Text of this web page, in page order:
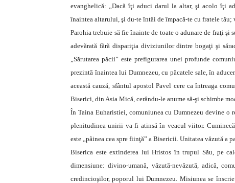
evanghelică: „Dacă îţi aduci darul la altar, şi acolo îţi
înaintea altarului, şi du-te întâi de împacă-te cu fratele
Parohia trebuie să fie înainte de toate o adunare de fraţi
adevărată fără dispariţia diviziunilor dintre bogaţi şi
„Sărutarea păcii” este prefigurarea unei profunde
prezintă înaintea lui Dumnezeu, cu păcatele sale, în
această cauză, sfântul apostol Pavel cere ca întreaga
Biserici, din Asia Mică, cerându-le anume să-şi schimbe
În Taina Euharistiei, comuniunea cu Dumnezeu devine o
plenitudinea unirii va fi atinsă în veacul viitor.
este „pâinea cea spre fiinţă” a Bisericii. Unitatea văzută a
Biserica este extinderea lui Hristos în trupul Său, pe
dimensiune: divino-umană, văzută-nevăzută, adică,
credincioşilor, poporul lui Dumnezeu. Misiunea se